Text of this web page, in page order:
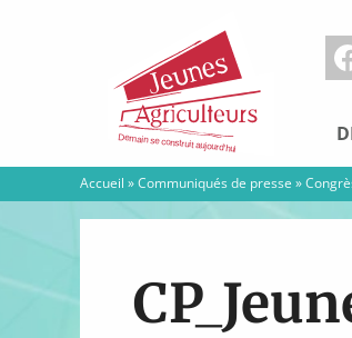
Agriculteurs
Accueil »Communiqués de presse »